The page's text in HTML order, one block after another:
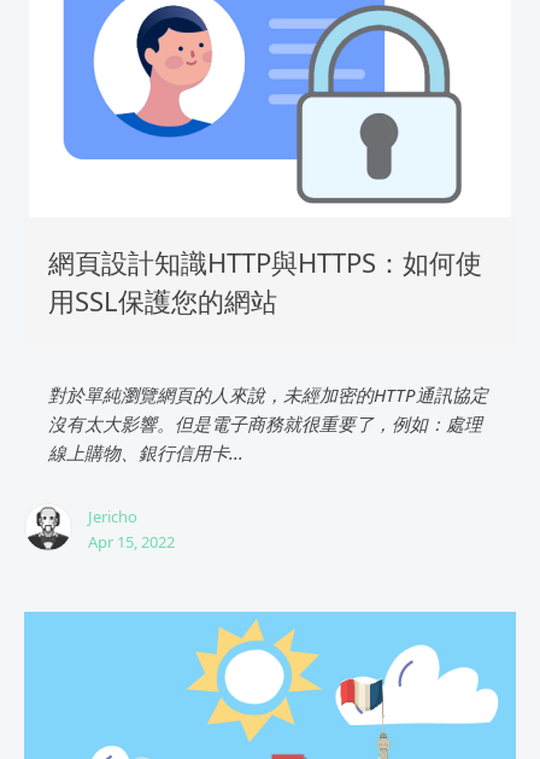
網頁設計知識HTTP與HTTPS：如何使
用SSL保護您的網站
對於單純瀏覽網頁的人來說，未經加密的HTTP通訊協定
沒有太大影響。但是電子商務就很重要了，例如：處理
線上購物、銀行信用卡...
Jericho
Apr 15, 2022